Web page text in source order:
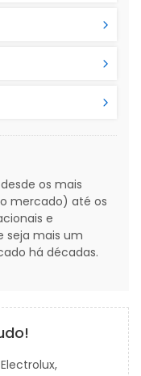
os mais
mercado) até os
e
seja mais um
há décadas.